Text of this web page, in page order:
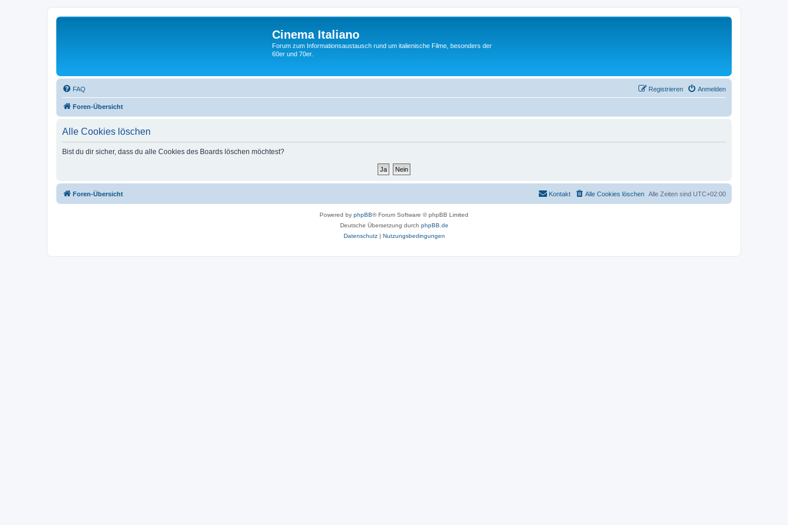
Cinema Italiano
Forum zum Informationsaustausch rund um italienische Filme, besonders der
60er und 70er.
FAQ Anmelden
Registrieren
Foren-Übersicht
Alle Cookies löschen
Bist du dir sicher, dass du alle Cookies des Boards löschen möchtest?
Foren-Übersicht Alle Zeiten sind UTC+02:00
Alle Cookies löschen
Kontakt
Powered by phpBB® Forum Software © phpBB Limited
Deutsche Übersetzung durch phpBB.de
Datenschutz| Nutzungsbedingungen